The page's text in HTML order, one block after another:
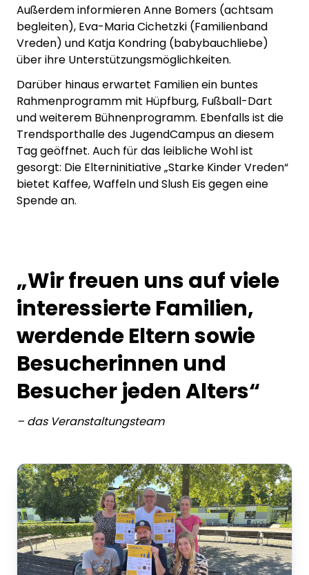
Außerdem informieren Anne Bomers (achtsam
begleiten), Eva-Maria Cichetzki (Familienband
Vreden) und Katja Kondring (babybauchliebe)
über ihre Unterstützungsmöglichkeiten.
Darüber hinaus erwartet Familien ein buntes
Rahmenprogramm mit Hüpfburg, Fußball-Dart
und weiterem Bühnenprogramm. Ebenfalls ist die
Trendsporthalle des JugendCampus an diesem
Tag geöffnet. Auch für das leibliche Wohl ist
gesorgt: Die Elterninitiative „Starke Kinder Vreden“
bietet Kaffee, Waffeln und Slush Eis gegen eine
Spende an.
„Wir freuen uns auf viele
interessierte Familien,
werdende Eltern sowie
Besucherinnen und
Besucher jeden Alters“
– das Veranstaltungsteam